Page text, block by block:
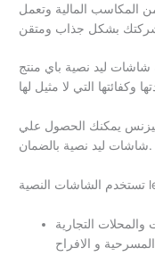
المكاسب المالية وتعمل
بشكل جذاب ومتقن
ليد نصية باي منتج
وكفائتها التي لا مثيل لها
يمكنك الحصول علي
شاشات ليد نصية بالضمان.
التجارية
و الافراح